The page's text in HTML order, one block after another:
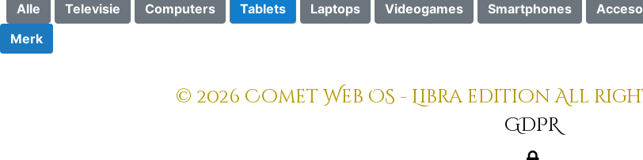
Alle Televisie Computers Tablets Laptops Videogames Smartphones
Merk
© 2026 Comet Web OS - Libra edition All
GDPR